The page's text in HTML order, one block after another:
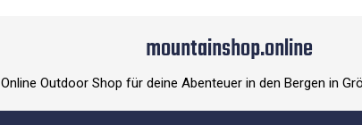
mountainshop.online
Online Outdoor Shop für deine Abenteuer in den Bergen in